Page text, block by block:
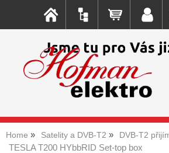
Home Satelity a DVB-T2 DVB-T2
TESLA T200 HYbbRID Set-top box